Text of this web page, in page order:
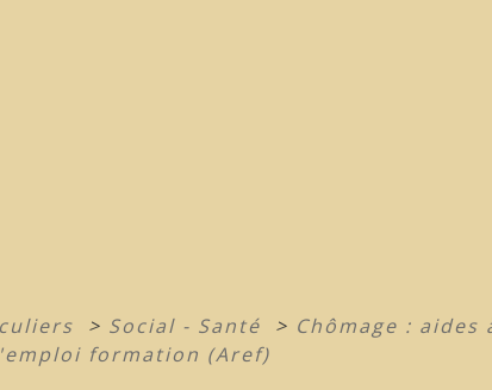
> Social - Santé > Chômage :
formation (Aref)